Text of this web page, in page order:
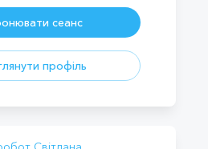
сеанс
профіль